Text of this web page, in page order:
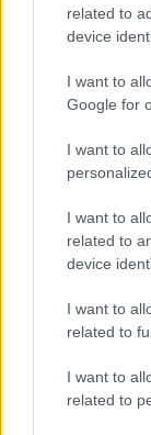
related to
device
I want to
Google for
I want to
I want to
related to
device
I want to
related to
I want to
related to
Sportmagazine:
calcio, basket,
MotoGP e
nazionali e
interviste ai
le discipline che
SEZIONI
Tennis
Basket
Motori
Ciclismo